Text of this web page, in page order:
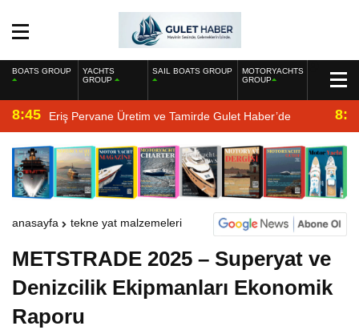
BOATS GROUP
YACHTS
GROUP
SAIL BOATS GROUP
MOTORYACHTS
GROUP
8:45 Eriş Pervane Üretim ve Tamirde Gulet Haber’de
anasayfa tekne yat malzemeleri
METSTRADE 2025 – Superyat ve
Denizcilik Ekipmanları Ekonomik
Raporu